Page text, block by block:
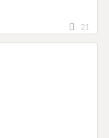
21